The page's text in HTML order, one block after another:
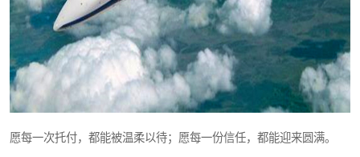
愿每一次托付，都能被温柔以待；愿每一份信任，都能迎来圆满。